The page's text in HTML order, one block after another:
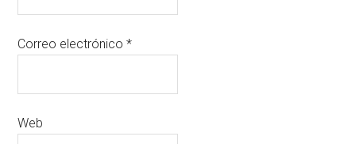
Correo electrónico*
Web